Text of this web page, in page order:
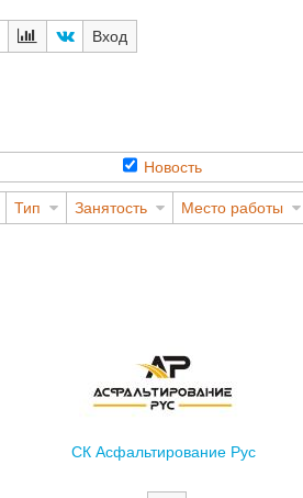
Вход
Новость
Тип Занятость Место работы
СК Асфальтирование Рус